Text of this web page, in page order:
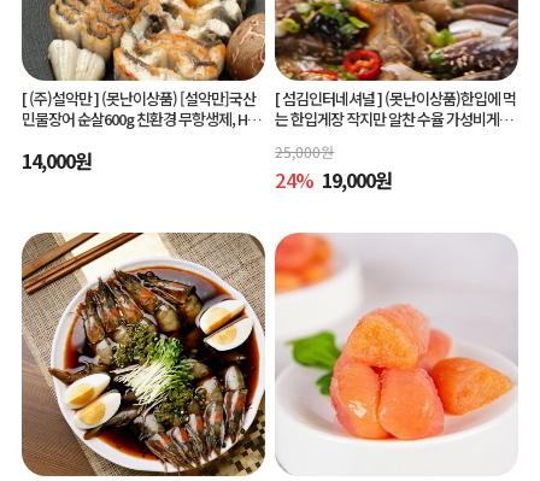
[ (주)설악만 ](못난이상품) [설악만]국산
민물장어 순살600g 친환경 무항생제, HAC
14,000원
[ 섬김인터네셔널 ](못난이상품)한입에 먹
는 한입게장 작지만 알찬 수율 가성비게장
씨한입게장
25,000원
24% 19,000원